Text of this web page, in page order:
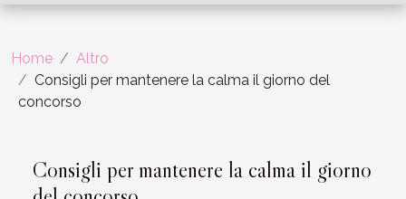
Home
Altro
Consigli per mantenere la calma il giorno del
concorso
Consigli per mantenere la calma il giorno